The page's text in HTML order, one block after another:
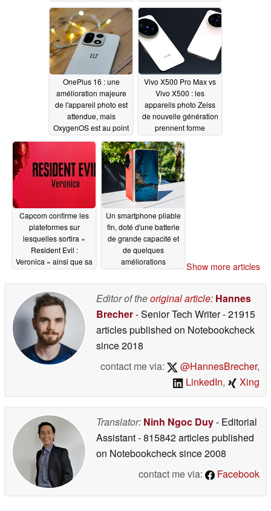
OnePlus 16 : une
amélioration majeure
de l'appareil photo est
attendue, mais
OxygenOS est au point
07/05/2026
Vivo X500 Pro Max vs
Vivo X500 : les
appareils photo Zeiss
de nouvelle génération
prennent forme
07/05/2026
Capcom confirme les
plateformes sur
lesquelles sortira «
Resident Evil :
Veronica » ainsi que sa
Un smartphone pliable
fin, doté d'une batterie
de grande capacité et
de quelques
améliorations
Show more articles
Editor of theoriginal article: Hannes
Brecher- Senior Tech Writer- 21915
articles published on Notebookcheck
since 2018
contact me via:
@HannesBrecher,
LinkedIn, Xing
Translator: Ninh Ngoc Duy- Editorial
Assistant- 815842 articles published
on Notebookchecksince 2008
contact me via:
Facebook